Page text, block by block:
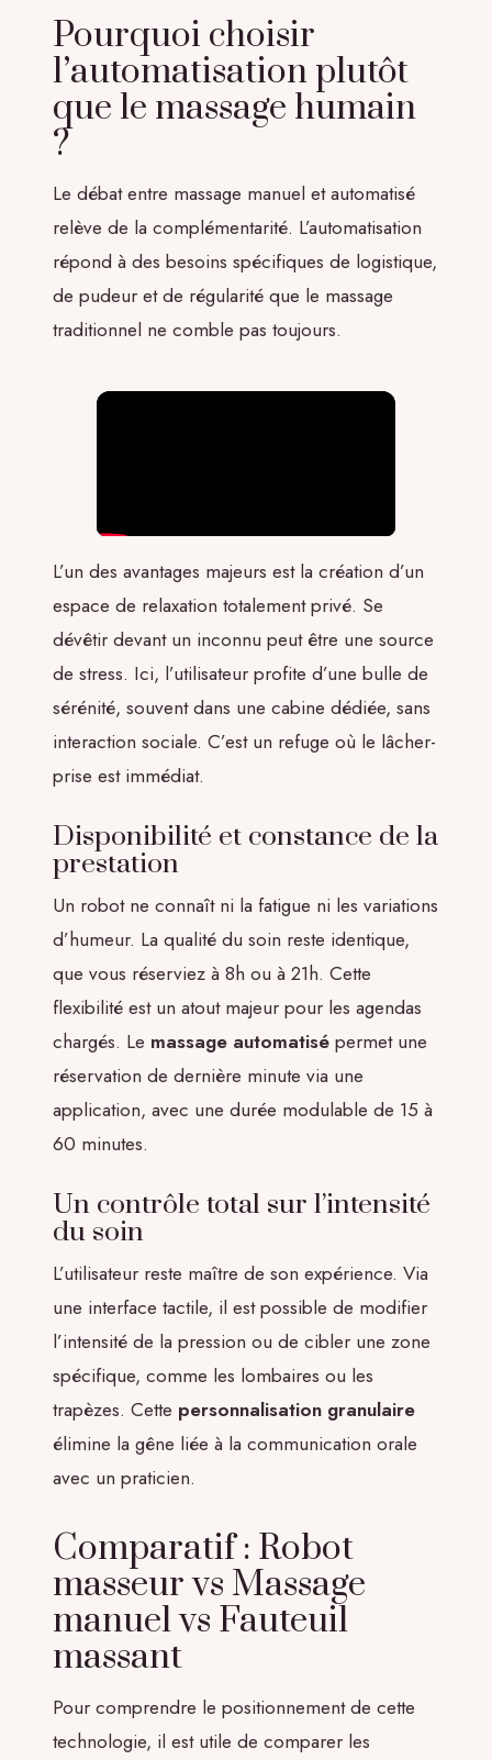
Pourquoi choisir
l’automatisation plutôt
que le massage humain
?
Le débat entre massage manuel et automatisé
relève de la complémentarité. L’automatisation
répond à des besoins spécifiques de logistique,
de pudeur et de régularité que le massage
traditionnel ne comble pas toujours.
L’un des avantages majeurs est la création d’un
espace de relaxation totalement privé. Se
dévêtir devant un inconnu peut être une source
de stress. Ici, l’utilisateur profite d’une bulle de
sérénité, souvent dans une cabine dédiée, sans
interaction sociale. C’est un refuge où le lâcher-
prise est immédiat.
Disponibilité et constance de la
prestation
Un robot ne connaît ni la fatigue ni les variations
d’humeur. La qualité du soin reste identique,
que vous réserviez à 8h ou à 21h. Cette
flexibilité est un atout majeur pour les agendas
chargés. Le massage automatisé permet une
réservation de dernière minute via une
application, avec une durée modulable de 15 à
60 minutes.
Un contrôle total sur l’intensité
du soin
L’utilisateur reste maître de son expérience. Via
une interface tactile, il est possible de modifier
l’intensité de la pression ou de cibler une zone
spécifique, comme les lombaires ou les
trapèzes. Cette personnalisation granulaire
élimine la gêne liée à la communication orale
avec un praticien.
Comparatif : Robot
masseur vs Massage
manuel vs Fauteuil
massant
Pour comprendre le positionnement de cette
technologie, il est utile de comparer les